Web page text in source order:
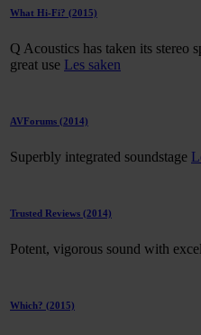
What Hi-Fi? (2015)
Q Acoustics has taken its stereo
great use Les saken
AVForums (2014)
Superbly integrated soundstage
Trusted Reviews (2014)
Potent, vigorous sound with
Which? (2015)